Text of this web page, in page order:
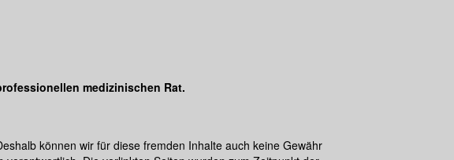
medizinischen Rat.
können wir für diese fremden Inhalte auch keine Gewähr